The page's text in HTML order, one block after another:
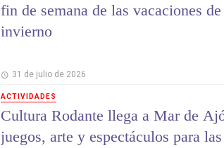
fin de semana de las vacaciones de
invierno
31 de julio de 2026
ACTIVIDADES
Cultura Rodante llega a Mar de
juegos, arte y espectáculos para las